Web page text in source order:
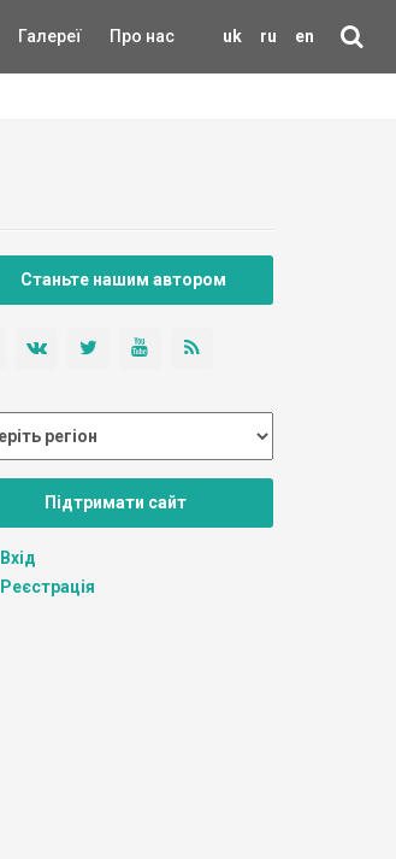
uk ru en
Галереї Про нас
Станьте нашим автором
Підтримати сайт
Вхід
Реєстрація